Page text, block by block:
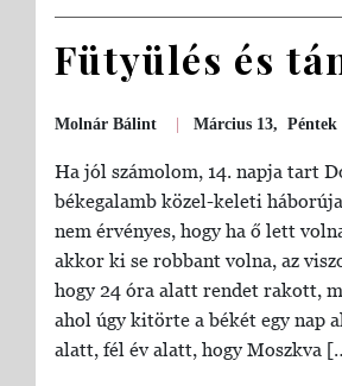
Fütyülés és
Molnár Bálint Március 13, Péntek
Ha jól számolom, 14. napja tart
békegalamb közel-keleti
nem érvényes, hogy ha ő lett
akkor ki se robbant volna, az
hogy 24 óra alatt rendet rakott,
ahol úgy kitörte a békét egy nap
alatt, fél év alatt, hogy Moszkva